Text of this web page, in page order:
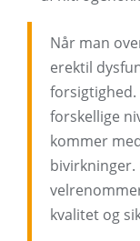
Når man
erektil
forsigtighed.
forskellige
kommer
kvalitet og